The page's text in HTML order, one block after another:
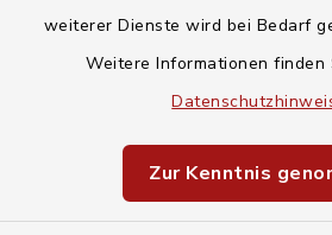
weiterer Dienste wird bei Bedarf
Weitere Informationen finden
Zur Kenntnis
Impressum